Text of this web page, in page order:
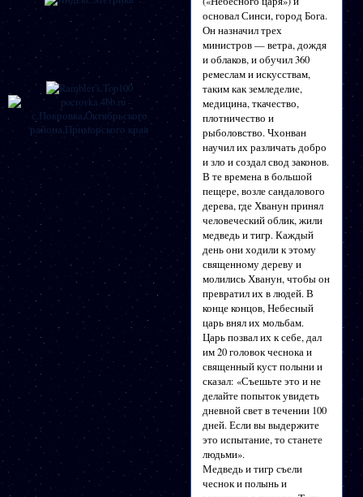
основал Синси, город Бога.
Он назначил трех
министров — ветра, дождя
и облаков, и обучил 360
ремеслам и искусствам,
таким как земледелие,
медицина, ткачество,
плотничество и
рыболовство. Чхонван
научил их различать добро
и зло и создал свод законов.
В те времена в большой
пещере, возле сандалового
дерева, где Хванун принял
человеческий облик, жили
медведь и тигр. Каждый
день они ходили к этому
священному дереву и
молились Хванун, чтобы он
превратил их в людей. В
конце концов, Небесный
царь внял их мольбам.
Царь позвал их к себе, дал
им 20 головок чеснока и
священный куст полыни и
сказал: «Съешьте это и не
делайте попыток увидеть
дневной свет в течении 100
дней. Если вы выдержите
это испытание, то станете
людьми».
Медведь и тигр съели
чеснок и полынь и